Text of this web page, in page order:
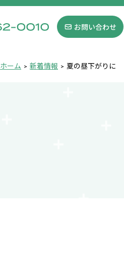
お問い合わせ
ホーム 新着情報 夏の昼下がりに